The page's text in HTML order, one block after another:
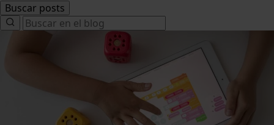
Buscar posts
Search
for: